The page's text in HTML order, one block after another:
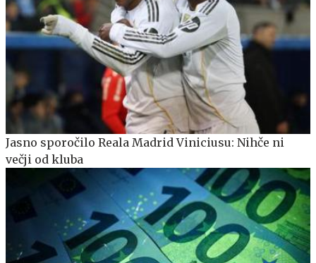
Jasno sporočilo Reala Madrid Viniciusu: Nihče ni
večji od kluba